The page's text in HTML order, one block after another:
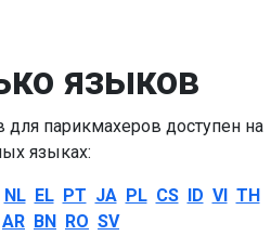
языков
для парикмахеров доступен на
языках:
NL EL PT JA PL CS ID VI TH
AR BN RO SV